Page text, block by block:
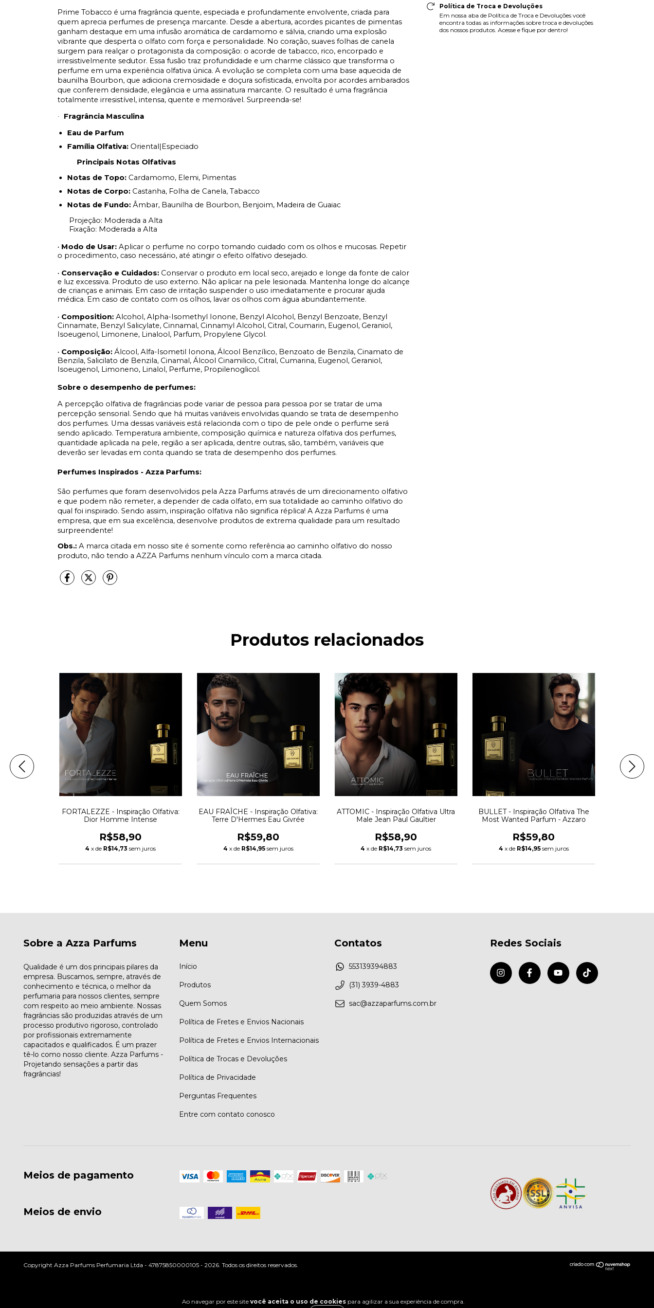
Ao navegar por este site você aceita o uso de cookiespara agilizar a sua experiência de compra.
Prime Tobacco é uma fragrância quente, especiada e profundamente envolvente, criada para
quem aprecia perfumes de presença marcante. Desde a abertura, acordes picantes de pimentas
ganham destaque em uma infusão aromática de cardamomo e sálvia, criando uma explosão
vibrante que desperta o olfato com força e personalidade. No coração, suaves folhas de canela
surgem para realçar o protagonista da composição: o acorde de tabacco, rico, encorpado e
irresistivelmente sedutor. Essa fusão traz profundidade e um charme clássico que transforma o
perfume em uma experiência olfativa única. A evolução se completa com uma base aquecida de
baunilha Bourbon, que adiciona cremosidade e doçura sofisticada, envolta por acordes ambarados
que conferem densidade, elegância e uma assinatura marcante. O resultado é uma fragrância
totalmente irresistível, intensa, quente e memorável. Surpreenda-se!
·
Fragrância Masculina
Eau de Parfum
Família Olfativa: Oriental|Especiado
Principais Notas Olfativas
Notas de Topo: Cardamomo, Elemi, Pimentas
Notas de Corpo: Castanha, Folha de Canela, Tabacco
Notas de Fundo: Âmbar, Baunilha de Bourbon, Benjoim, Madeira de Guaiac
Projeção: Moderada a Alta
Fixação: Moderada a Alta
• Modo de Usar: Aplicar o perfume no corpo tomando cuidado com os olhos e mucosas. Repetir
o procedimento, caso necessário, até atingir o efeito olfativo desejado.
• Conservação e Cuidados: Conservar o produto em local seco, arejado e longe da fonte de calor
e luz excessiva. Produto de uso externo. Não aplicar na pele lesionada. Mantenha longe do alcançe
de crianças e animais. Em caso de irritação suspender o uso imediatamente e procurar ajuda
médica. Em caso de contato com os olhos, lavar os olhos com água abundantemente.
• Composition: Alcohol, Alpha-Isomethyl Ionone, Benzyl Alcohol, Benzyl Benzoate, Benzyl
Cinnamate, Benzyl Salicylate, Cinnamal, Cinnamyl Alcohol, Citral, Coumarin, Eugenol, Geraniol,
Isoeugenol, Limonene, Linalool, Parfum, Propylene Glycol.
• Composição: Álcool, Alfa-Isometil Ionona, Álcool Benzílico, Benzoato de Benzila, Cinamato de
Benzila, Salicilato de Benzila, Cinamal, Álcool Cinamilico, Citral, Cumarina, Eugenol, Geraniol,
Isoeugenol, Limoneno, Linalol, Perfume, Propilenoglicol.
Sobre o desempenho de perfumes:
A percepção olfativa de fragrâncias pode variar de pessoa para pessoa por se tratar de uma
percepção sensorial. Sendo que há muitas variáveis envolvidas quando se trata de desempenho
dos perfumes. Uma dessas variáveis está relacionda com o tipo de pele onde o perfume será
sendo aplicado. Temperatura ambiente, composição química e natureza olfativa dos perfumes,
quantidade aplicada na pele, região a ser aplicada, dentre outras, são, também, variáveis que
deverão ser levadas em conta quando se trata de desempenho dos perfumes.
Perfumes Inspirados - Azza Parfums:
São perfumes que foram desenvolvidos pela Azza Parfums através de um direcionamento olfativo
e que podem não remeter, a depender de cada olfato, em sua totalidade ao caminho olfativo do
qual foi inspirado. Sendo assim, inspiração olfativa não significa réplica! A Azza Parfums é uma
empresa, que em sua excelência, desenvolve produtos de extrema qualidade para um resultado
surpreendente!
Obs.: A marca citada em nosso site é somente como referência ao caminho olfativo do nosso
produto, não tendo a AZZA Parfums nenhum vínculo com a marca citada.
Política de Troca e Devoluções
Em nossa aba de Política de Troca e Devoluções você
encontra todas as informações sobre troca e devoluções
dos nossos produtos. Acesse e fique por dentro!
Produtos relacionados
FORTALEZZE - Inspiração Olfativa:
Dior Homme Intense
R$58,90
4 x de R$14,73 sem juros
EAU FRAÎCHE - Inspiração Olfativa:
Terre D'Hermes Eau Givrée
R$59,80
4 x de R$14,95 sem juros
ATTOMIC - Inspiração Olfativa Ultra
Male Jean Paul Gaultier
R$58,90
4 x de R$14,73 sem juros
BULLET - Inspiração Olfativa The
Most Wanted Parfum - Azzaro
R$59,80
4 x de R$14,95 sem juros
Sobre a Azza Parfums
Qualidade é um dos principais pilares da
empresa. Buscamos, sempre, através de
conhecimento e técnica, o melhor da
perfumaria para nossos clientes, sempre
com respeito ao meio ambiente. Nossas
fragrâncias são produzidas através de um
processo produtivo rigoroso, controlado
por profissionais extremamente
capacitados e qualificados. É um prazer
tê-lo como nosso cliente. Azza Parfums -
Projetando sensações a partir das
fragrâncias!
Menu
Início
Produtos
Quem Somos
Política de Fretes e Envios Nacionais
Política de Fretes e Envios Internacionais
Política de Trocas e Devoluções
Política de Privacidade
Perguntas Frequentes
Entre com contato conosco
Contatos
553139394883
(31) 3939-4883
sac@azzaparfums.com.br
Redes Sociais
Meios de pagamento
Meios de envio
Copyright Azza Parfums Perfumaria Ltda - 47875850000105 - 2026. Todos os direitos reservados.